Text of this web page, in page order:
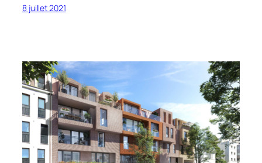
8 juillet 2021